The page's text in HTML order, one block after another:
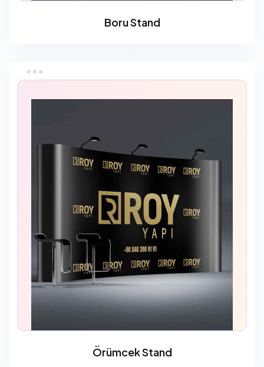
Boru Stand
Örümcek Stand